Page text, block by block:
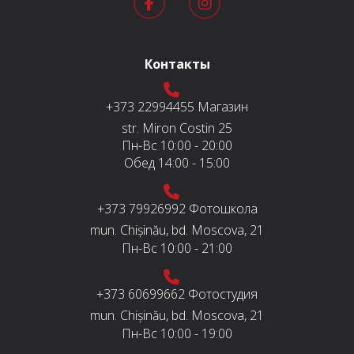
Контакты
+373 22994455 Магазин
str. Miron Costin 25
Пн-Вс 10:00 - 20:00
Обед 14:00 - 15:00
+373 79926992 Фотошкола
mun. Chișinău, bd. Moscova, 21
Пн-Вс 10:00 - 21:00
+373 60699662 Фотостудия
mun. Chișinău, bd. Moscova, 21
Пн-Вс 10:00 - 19:00